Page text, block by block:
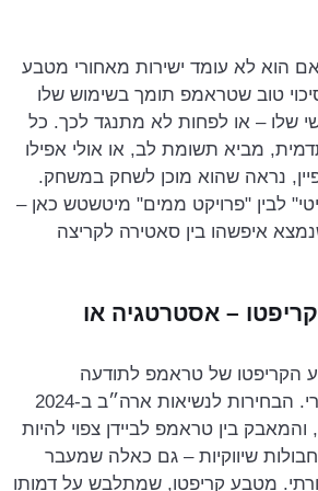
הוא לא עומד ישירות מאחורי מטבע
טוב שטראמפ תומך בשימוש שלו
שלו – או לפחות לא מתנגד לכך. כל
מביא תשומת לב, או אולי אפילו
נראה שהוא מוכן לשחק במשחק.
לבין "פרויקט ממים" מיטשטש כאן –
איפשהו בין סאטירה לקריצה
2024 והקריפטו – אסטרטגיה או
הקריפטו של טראמפ לתודעה
הציבורית הוא לא מקרי. הבחירות לנשיאות ארה״ב ב-2024
בין טראמפ לביידן צפוי להיות
שיווקיות – גם כאלה שמעבר
מטבע קריפטו, שמתלבש על דמותו